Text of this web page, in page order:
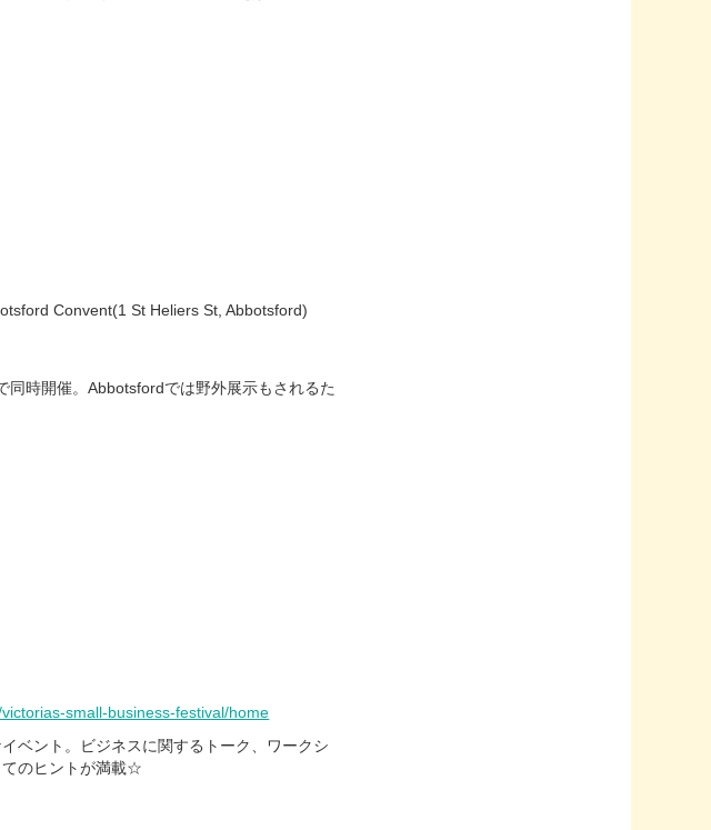
Convent(1 St Heliers St, Abbotsford)
時開催。Abbotsfordでは野外展示もされるた
small-business-festival/home
ベント。ビジネスに関するトーク、ワークシ
てのヒントが満載☆